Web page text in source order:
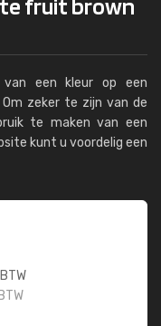
fruit brown
een kleur op een
zeker te zijn van de
te maken van een
kunt u voordelig een